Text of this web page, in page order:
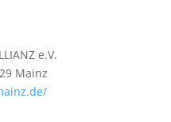
e.V.
Mainz